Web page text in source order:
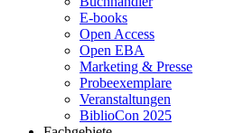
E-books
Open Access
Open EBA
Marketing & Presse
Probeexemplare
Veranstaltungen
BiblioCon 2025